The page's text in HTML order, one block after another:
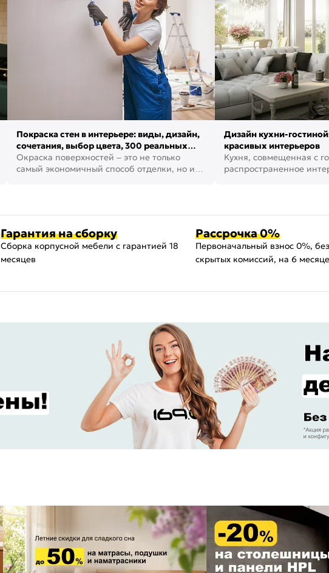
Покраска стен в интерьере: виды, дизайн,
сочетания, выбор цвета, 300 реальных
фото
Окраска поверхностей – это не только
самый экономичный способ отделки, но и
Дизайн кухни-
красивых интерьеров
Кухня, совмещенная с
распространенное
Гарантия на сборку
Сборка корпусной мебели с гарантией 18
месяцев
Рассрочка 0%
Первоначальный взнос 0%,
скрытых комиссий, на 6